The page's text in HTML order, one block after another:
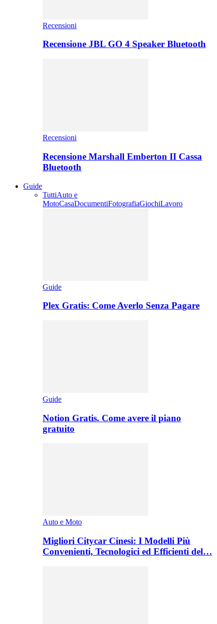
Recensioni
Recensione JBL GO 4 Speaker Bluetooth
Recensioni
Recensione Marshall Emberton II Cassa
Bluetooth
Guide
TuttiAuto e
MotoCasaDocumentiFotografiaGiochiLavoro
Guide
Plex Gratis: Come Averlo Senza Pagare
Guide
Notion Gratis. Come avere il piano
gratuito
Auto e Moto
Migliori Citycar Cinesi: I Modelli Più
Convenienti, Tecnologici ed Efficienti del…